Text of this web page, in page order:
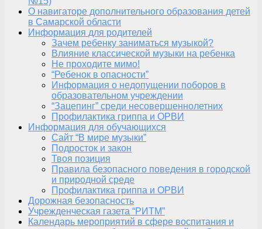
О навигаторе дополнительного образования детей
в Самарской области
Информация для родителей
Зачем ребенку заниматься музыкой?
Влияние классической музыки на ребенка
Не проходите мимо!
“Ребенок в опасности”
Информация о недопущении поборов в
образовательном учреждении
“Зацепинг” среди несовершеннолетних
Профилактика гриппа и ОРВИ
Информация для обучающихся
Сайт “В мире музыки”
Подросток и закон
Твоя позиция
Правила безопасного поведения в городской
и природной среде
Профилактика гриппа и ОРВИ
Дорожная безопасность
Учрежденческая газета “РИТМ”
Календарь мероприятий в сфере воспитания и